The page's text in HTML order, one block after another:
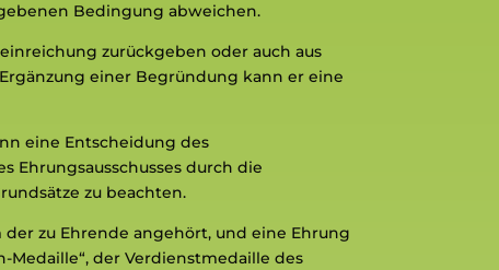
Bedingung abweichen.
zurückgeben oder auch aus
einer Begründung kann er eine
eine Entscheidung des
Ehrungsausschusses durch die
zu beachten.
zu Ehrende angehört, und eine Ehrung
Medaille“, der Verdienstmedaille des